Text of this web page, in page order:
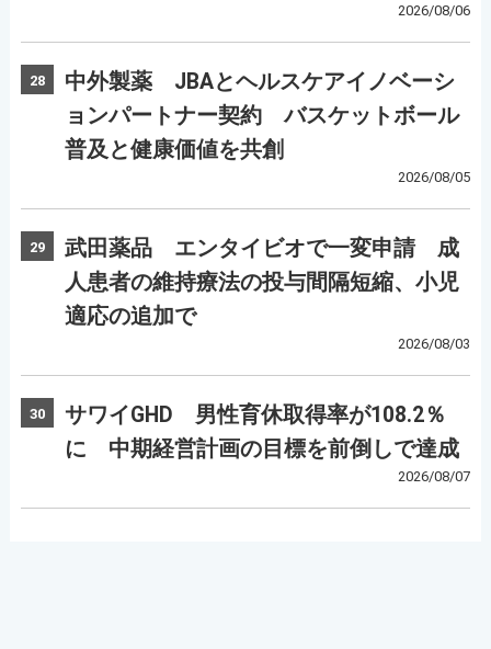
2026/08/06
28
中外製薬 JBAとヘルスケアイノベーシ
ョンパートナー契約 バスケットボール
普及と健康価値を共創
2026/08/05
29
武田薬品 エンタイビオで一変申請 成
人患者の維持療法の投与間隔短縮、小児
適応の追加で
2026/08/03
30
サワイGHD 男性育休取得率が108.2％
に 中期経営計画の目標を前倒しで達成
2026/08/07